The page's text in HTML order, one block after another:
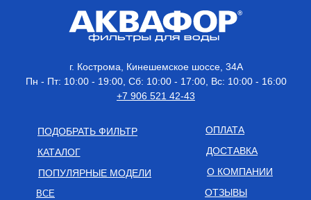
г. Кострома, Кинешемское шоссе, 34А
Пн - Пт: 10:00 - 19:00, Сб: 10:00 - 17:00, Вс: 10:00 - 16:00
+7 906 521 42-43
КАТАЛОГ
О КОМПАНИИ
ОПЛАТА
ПОПУЛЯРНЫЕ МОДЕЛИ
ДОСТАВКА
ОТЗЫВЫ
ВСЕ
ПОДОБРАТЬ ФИЛЬТР